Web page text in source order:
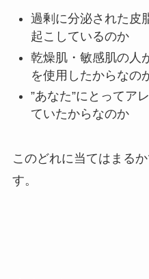
過剰に分泌された皮
起こしているのか
乾燥肌・敏感肌の人
を使用したからなの
”あなた”にとってア
ていたからなのか
このどれに当てはまる
す。